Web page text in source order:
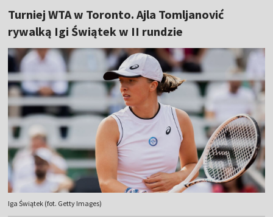
Turniej WTA w Toronto. Ajla Tomljanović
rywalką Igi Świątek w II rundzie
Iga Świątek (fot. Getty Images)